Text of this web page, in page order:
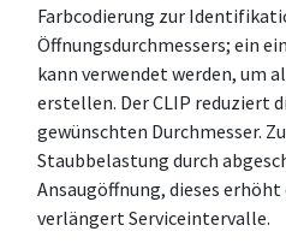
Farbcodierung zur
Öffnungsdurchmessers; ein
kann verwendet werden, um
erstellen. Der CLIP reduziert
gewünschten Durchmesser.
Staubbelastung durch
Ansaugöffnung, dieses
verlängert Serviceintervalle.